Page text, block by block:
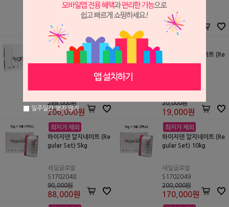
세일글로발
170,000
세일글로발
S1501039
12,000원
9,500
하이지덴 알지네이트 45
4g (Regular Set) 24봉
288,000원
206,000원
하이지덴 알지네이트 (Re
gular Set) 1kg
20,000원
19,000원
하이지덴 알지네이트 (Re
gular Set) 5kg
세일글로발
S1702048
90,000원
88,000원
하이지덴 알지네이트 (Re
gular Set) 10kg
세일글로발
S1702049
200,000원
170,000원
일주일간 열지 않기